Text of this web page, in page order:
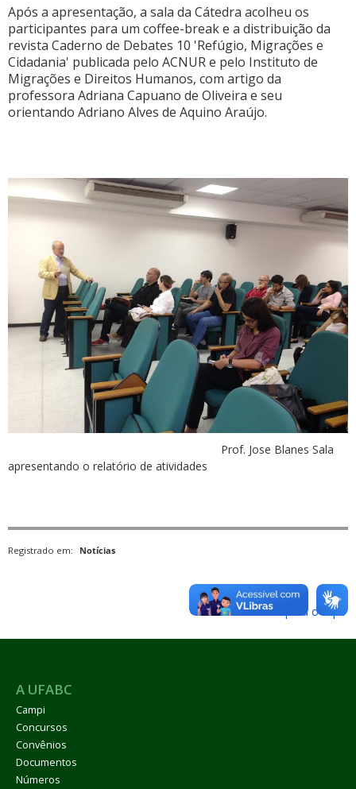
Após a apresentação, a sala da Cátedra acolheu os
participantes para um coffee-break e a distribuição da
revista Caderno de Debates 10 'Refúgio, Migrações e
Cidadania' publicada pelo ACNUR e pelo Instituto de
Migrações e Direitos Humanos, com artigo da
professora Adriana Capuano de Oliveira e seu
orientando Adriano Alves de Aquino Araújo.
Prof. Jose Blanes Sala
apresentando o relatório de atividades
Registrado em: Notícias
Voltar para o topo
A UFABC
Campi
Concursos
Convênios
Documentos
Números